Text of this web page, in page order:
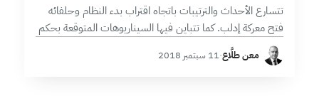
تتسارع الأحداث والترتيبات باتجاه اقتراب بدء النظام وحلفائه
فتح معركة إدلب. كما تتباين فيها السيناريوهات المتوقعة بحكم
اختلاف المقاربات الأمنية لفواعل الأستانة من جهة؛ واحتمالات
المشهد العسكري وانزلاقاته المتوقعة من…
معن طلَّاع·11 سبتمبر 2018